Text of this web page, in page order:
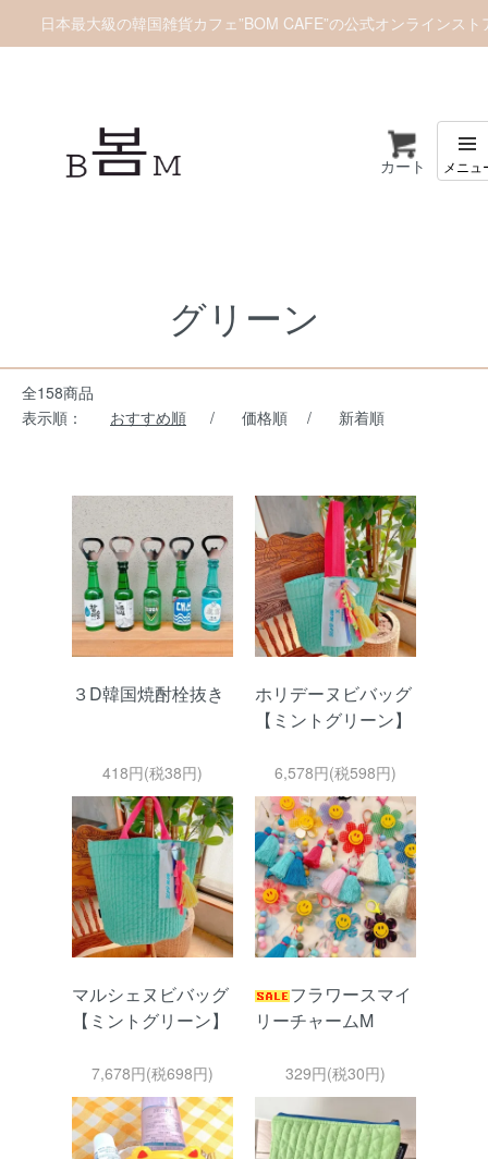
日本最大級の韓国雑貨カフェ”BOM CAFE”の公式オンラインスト
カート
グリーン
全158商品
表示順：
おすすめ順 / 価格順 / 新着順
３D韓国焼酎栓抜き
418円(税38円)
ホリデーヌビバッグ
【ミントグリーン】
6,578円(税598円)
マルシェヌビバッグ
【ミントグリーン】
7,678円(税698円)
フラワースマイ
リーチャームM
329円(税30円)